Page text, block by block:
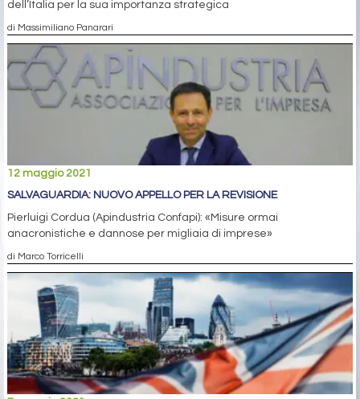
dell’Italia per la sua importanza strategica
di Massimiliano Panarari
12 maggio 2021
SALVAGUARDIA: NUOVO APPELLO PER LA REVISIONE
Pierluigi Cordua (Apindustria Confapi): «Misure ormai
anacronistiche e dannose per migliaia di imprese»
di Marco Torricelli